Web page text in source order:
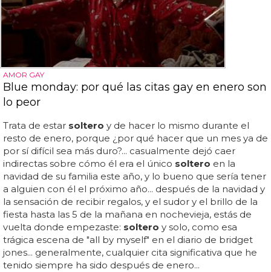
AMOR GAY
Blue monday: por qué las citas gay en enero son
lo peor
Trata de estar soltero y de hacer lo mismo durante el
resto de enero, porque ¿por qué hacer que un mes ya de
por sí difícil sea más duro?... casualmente dejó caer
indirectas sobre cómo él era el único soltero en la
navidad de su familia este año, y lo bueno que sería tener
a alguien con él el próximo año... después de la navidad y
la sensación de recibir regalos, y el sudor y el brillo de la
fiesta hasta las 5 de la mañana en nochevieja, estás de
vuelta donde empezaste: soltero y solo, como esa
trágica escena de "all by myself" en el diario de bridget
jones... generalmente, cualquier cita significativa que he
tenido siempre ha sido después de enero...